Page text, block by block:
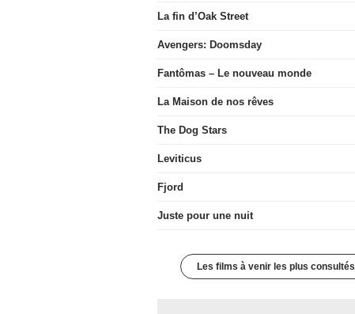
La fin d’Oak Street
Avengers: Doomsday
Fantômas – Le nouveau monde
La Maison de nos rêves
The Dog Stars
Leviticus
Fjord
Juste pour une nuit
Les films à venir les plus consultés